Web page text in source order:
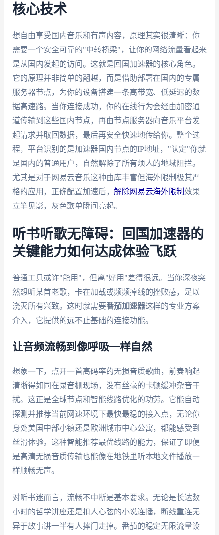
核心技术
想自由享受国内音乐和有声内容，原理其实很清晰：你
需要一个安全可靠的"中转桥梁"，让你的网络流量看起来
是从国内发起的访问。这就是回国加速器的核心角色。
它的原理并非简单的翻越，而是借助部署在国内的专属
服务器节点，为你的设备搭建一条高带宽、低延迟的数
据高速路。当你连接成功，你的在线行为会经由加密通
道传输到这些国内节点，再由节点服务器向音乐平台发
起请求并取回数据，最后再安全快速地传给你。整个过
程，平台识别的是加速器国内节点的IP地址，"认定"你就
是国内的普通用户，自然解除了所有烦人的地域阻拦。
尤其是对于网易云音乐这种曲库丰富但海外限制极其严
格的应用，正确配置加速后， 解除网易云海外限制 效果
立竿见影，灰色歌单瞬间亮起。
听书听歌无障碍：回国加速器的
关键能力如何达成体验飞跃
普通工具或许"能用"，但离"好用"差得很远。当你深夜突
然想听某首老歌，卡在加载或频频掉线的挫败感，足以
浇灭所有兴致。这时就需要番茄加速器这样的专业方案
介入，它提供的远不止基础的连接功能。
让音频流畅到像呼吸一样自然
想象一下，点开一首高码率的无损音质歌曲，前奏响起
清晰得如同在录音棚现场，没有丝毫的卡顿缓冲杂音干
扰。这正是全球节点和智能线路优化的功劳。它能自动
探测并推荐当前网速环境下最快最稳的接入点，无论你
身处美国中部小镇还是欧洲城市中心公寓，都能感受到
丝滑体验。这种智能推荐最优线路的能力，保证了即便
是高清无损音质传输也能像在地铁里听本地文件播放一
样顺畅无声。
对听书迷而言，流畅不中断是基本要求。无论是长达数
小时的哲学讲座还是扣人心弦的小说连播，断线重连无
异于故事讲一半有人摔门走掉。番茄的稳定无限流量设